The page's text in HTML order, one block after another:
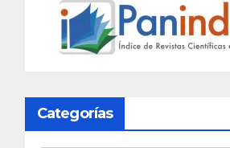
Categorías